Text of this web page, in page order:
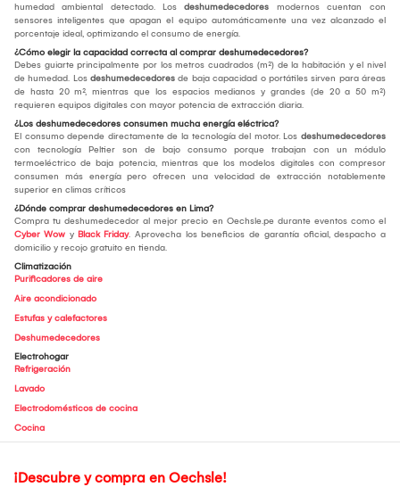
humedad ambiental detectado. Los deshumedecedores modernos cuentan con
sensores inteligentes que apagan el equipo automáticamente una vez alcanzado el
porcentaje ideal, optimizando el consumo de energía.
¿Cómo elegir la capacidad correcta al comprar deshumedecedores?
Debes guiarte principalmente por los metros cuadrados (m²) de la habitación y el nivel
de humedad. Los deshumedecedores de baja capacidad o portátiles sirven para áreas
de hasta 20 m², mientras que los espacios medianos y grandes (de 20 a 50 m²)
requieren equipos digitales con mayor potencia de extracción diaria.
¿Los deshumedecedores consumen mucha energía eléctrica?
El consumo depende directamente de la tecnología del motor. Los deshumedecedores
con tecnología Peltier son de bajo consumo porque trabajan con un módulo
termoeléctrico de baja potencia, mientras que los modelos digitales con compresor
consumen más energía pero ofrecen una velocidad de extracción notablemente
superior en climas críticos
¿Dónde comprar deshumedecedores en Lima?
Compra tu deshumedecedor al mejor precio en Oechsle.pe durante eventos como el
Cyber Wow y Black Friday. Aprovecha los beneficios de garantía oficial, despacho a
domicilio y recojo gratuito en tienda.
Climatización
Purificadores de aire
Aire acondicionado
Estufas y calefactores
Deshumedecedores
Electrohogar
Refrigeración
Lavado
Electrodomésticos de cocina
Cocina
¡Descubre y compra en Oechsle!